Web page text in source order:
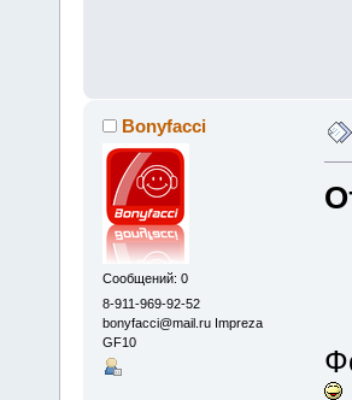
Bonyfacci
Сообщений: 0
8-911-969-92-52
bonyfacci@mail.ru Impreza
GF10